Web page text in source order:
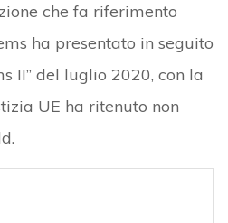
che fa riferimento
ha presentato in seguito
II” del luglio 2020, con la
UE ha ritenuto non